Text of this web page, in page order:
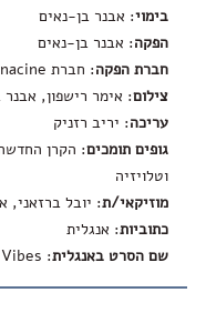
בימוי: אבנר בן-נאים
הפקה: אבנר בן-נאים
חברת הפקה: חברת Panacine
צילום: אימר רישפון, אבנר
עריכה: יריב רזניק
גופים תומכים: הקרן
וטלויזיה
מוזיקאי/ת: יובל ברזאני,
כתוביות: אנגלית
שם הסרט באנגלית: